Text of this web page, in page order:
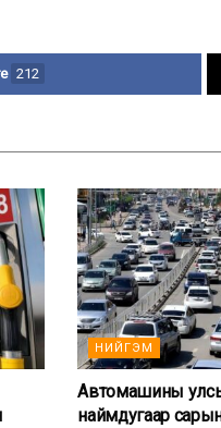
212
НИЙГЭМ
Автомашины
наймдугаар